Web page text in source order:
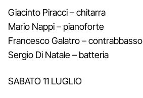
Giacinto Piracci – chitarra
Mario Nappi – pianoforte
Francesco Galatro – contrabbasso
Sergio Di Natale – batteria
SABATO 11 LUGLIO